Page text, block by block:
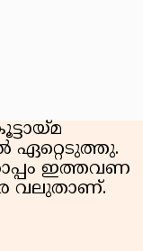
ഏറ്റെടുത്തു.
ഇത്തവണ
വലുതാണ്.